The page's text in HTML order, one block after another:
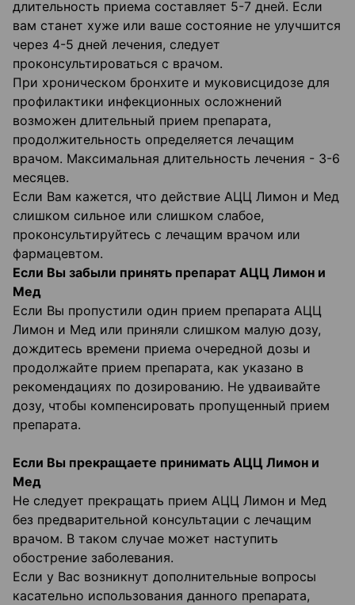
длительность приема составляет 5-7 дней. Если
вам станет хуже или ваше состояние не улучшится
через 4-5 дней лечения, следует
проконсультироваться с врачом.
При хроническом бронхите и муковисцидозе для
профилактики инфекционных осложнений
возможен длительный прием препарата,
продолжительность определяется лечащим
врачом. Максимальная длительность лечения - 3-6
месяцев.
Если Вам кажется, что действие АЦЦ Лимон и Мед
слишком сильное или слишком слабое,
проконсультируйтесь с лечащим врачом или
фармацевтом.
Если Вы забыли принять препарат АЦЦ Лимон и
Мед
Если Вы пропустили один прием препарата АЦЦ
Лимон и Мед или приняли слишком малую дозу,
дождитесь времени приема очередной дозы и
продолжайте прием препарата, как указано в
рекомендациях по дозированию. Не удваивайте
дозу, чтобы компенсировать пропущенный прием
препарата.
Если Вы прекращаете принимать АЦЦ Лимон и
Мед
Не следует прекращать прием АЦЦ Лимон и Мед
без предварительной консультации с лечащим
врачом. В таком случае может наступить
обострение заболевания.
Если у Вас возникнут дополнительные вопросы
касательно использования данного препарата,